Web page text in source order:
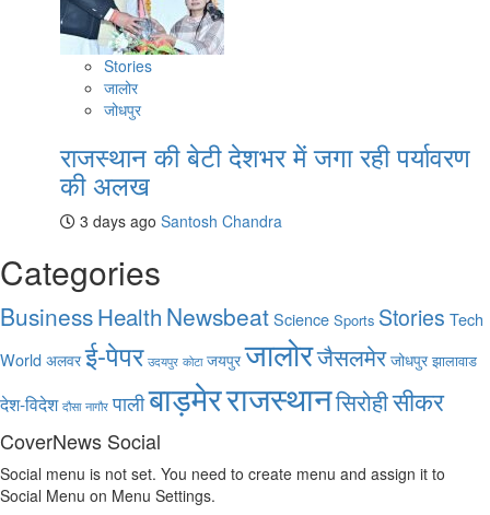
Stories
जालोर
जोधपुर
राजस्थान की बेटी देशभर में जगा रही पर्यावरण
की अलख
3 days ago Santosh Chandra
Categories
BusinessHealth NewsbeatScience Sports Stories Tech
Worldअलवरई-पेपर उदयपुर कोटा जयपुरजालोरजैसलमेरजोधपुर झालावाड
देश-विदेश दौसा नागौर पालीबाड़मेरराजस्थानसिरोहीसीकर
CoverNews Social
Social menu is not set. You need to create menu and assign it to
Social Menu on Menu Settings.